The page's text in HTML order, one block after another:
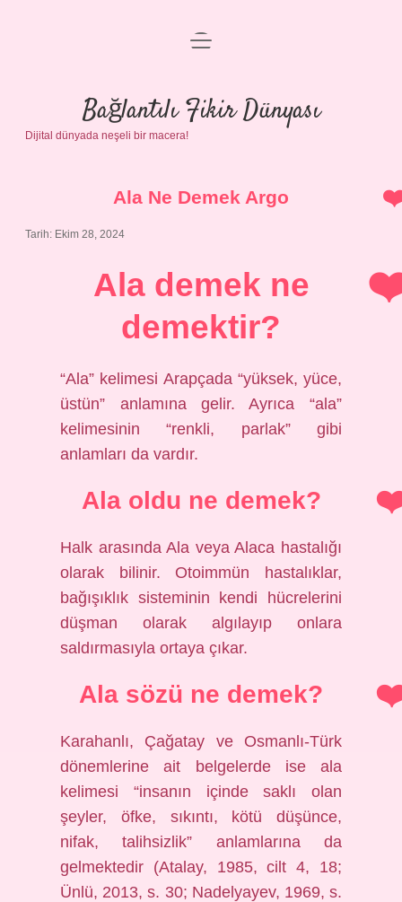
Anasayfa
Gizlilik Politikası
Yasal Uyarı
menüyü
Bağlantılı Fikir Dünyası
Dijital dünyada neşeli bir macera!
Ala Ne Demek Argo
Tarih: Ekim 28, 2024
Ala demek ne
demektir?
“Ala” kelimesi Arapçada “yüksek, yüce,
üstün” anlamına gelir. Ayrıca “ala”
kelimesinin “renkli, parlak” gibi
anlamları da vardır.
Ala oldu ne demek?
Halk arasında Ala veya Alaca hastalığı
olarak bilinir. Otoimmün hastalıklar,
bağışıklık sisteminin kendi hücrelerini
düşman olarak algılayıp onlara
saldırmasıyla ortaya çıkar.
Ala sözü ne demek?
Karahanlı, Çağatay ve Osmanlı-Türk
dönemlerine ait belgelerde ise ala
kelimesi “insanın içinde saklı olan
şeyler, öfke, sıkıntı, kötü düşünce,
nifak, talihsizlik” anlamlarına da
gelmektedir (Atalay, 1985, cilt 4, 18;
Ünlü, 2013, s. 30; Nadelyayev, 1969, s.